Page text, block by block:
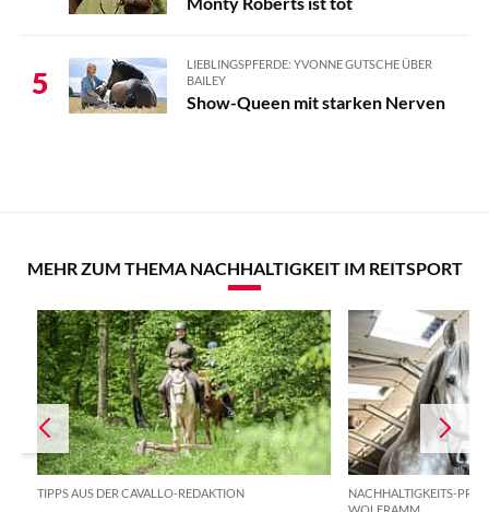
5
LIEBLINGSPFERDE: YVONNE GUTSCHE ÜBER
BAILEY
Show-Queen mit starken Nerven
MEHR ZUM THEMA NACHHALTIGKEIT IM REITSPORT
TIPPS AUS DER CAVALLO-REDAKTION
NACHHALTIGKEITS-